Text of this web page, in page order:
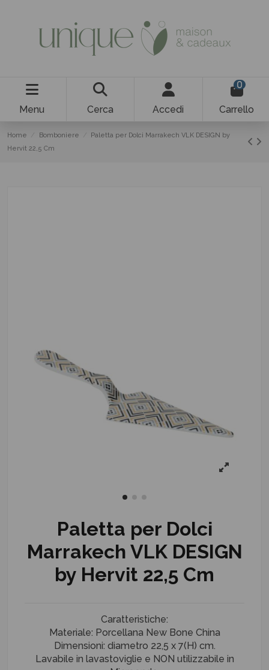
Menu Cerca Accedi
0
Carrello
Home Bomboniere
Paletta per Dolci Marrakech VLK DESIGN by
Hervit 22,5 Cm
Paletta per Dolci
Marrakech VLK DESIGN
by Hervit 22,5 Cm
Caratteristiche:
Materiale: Porcellana New Bone China
Dimensioni: diametro 22,5 x 7(H) cm.
Lavabile in lavastoviglie e NON utilizzabile in